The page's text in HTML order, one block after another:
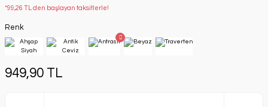
*99,26 TL den başlayan taksitlerle!
Renk
949,90 TL